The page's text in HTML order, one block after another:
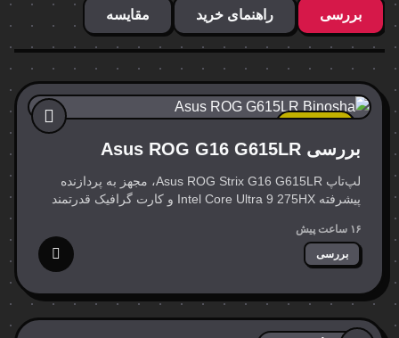
بررسی راهنمای خرید مقایسه
بررسی Asus ROG G16 G615LR
لپ‌تاپ Asus ROG Strix G16 G615LR، مجهز به پردازنده
پیشرفته Intel Core Ultra 9 275HX و کارت گرافیک قدرتمند
در عرصه…
۱۶ ساعت پیش
بررسی